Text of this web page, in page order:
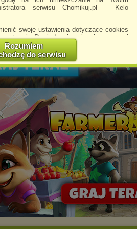
serwisu Chomikuj.pl – Kelo
swoje ustawienia dotyczące cookies
Dowiedz się więcej w naszej
chomikuj.pl/PolitykaPrywatnosci.aspx
że zmiana ustawień przeglądarki może
ze strony Chomikuj.pl.
zgody na akceptację cookies niestety
chomikuj.pl.
przez
Zaufanych Partnerów
potrzeb, analiza skuteczności działań
że wyświetlana Ci reklama nie
preferencji, a będzie to reklama
ustawień przeglądarki internetowej w
przechowywanie plików cookies na
również usunąć pliki cookies,
zmian w ustawieniach przeglądarki
temat znajdziesz pod adresem
.
Rozumiem
do serwisu